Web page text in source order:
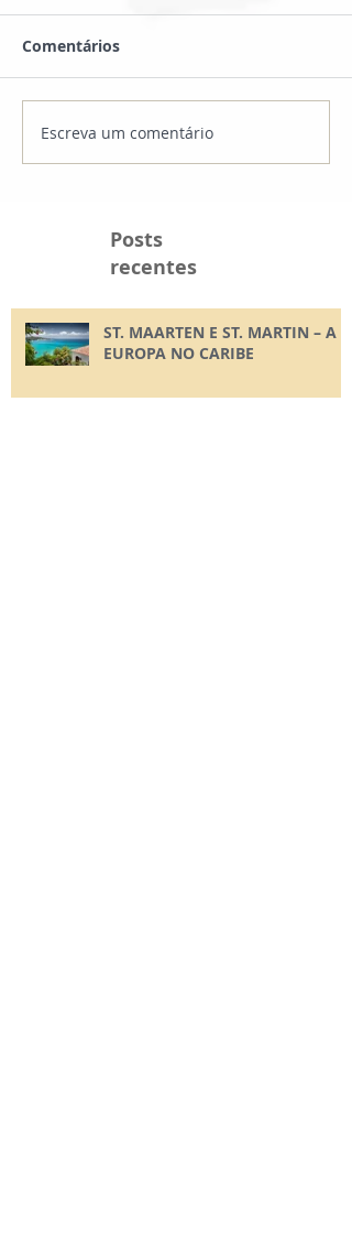
Posts
recentes
Comentários
Escreva um comentário
ST. MAARTEN E ST. MARTIN – A
EUROPA NO CARIBE